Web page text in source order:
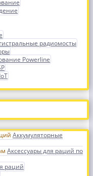
радиомосты
Powerline
Аккумуляторные
Аксессуары для раций по
раций